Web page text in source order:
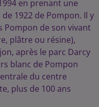
en prenant une
1922 de Pompon. Il y
Pompon de son vivant
plâtre ou résine),
après le parc Darcy
blanc de Pompon
du centre
plus de 100 ans